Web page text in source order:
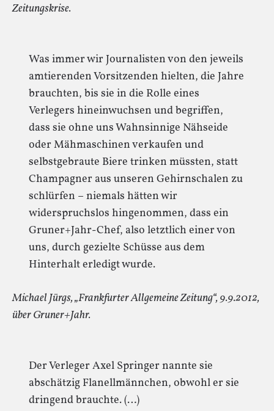
Zeitungskrise.
Was immer wir Journalisten von den jeweils
amtierenden Vorsitzenden hielten, die Jahre
brauchten, bis sie in die Rolle eines
Verlegers hineinwuchsen und begriffen,
dass sie ohne uns Wahnsinnige Nähseide
oder Mähmaschinen verkaufen und
selbstgebraute Biere trinken müssten, statt
Champagner aus unseren Gehirnschalen zu
schlürfen – niemals hätten wir
widerspruchslos hingenommen, dass ein
Gruner+Jahr-Chef, also letztlich einer von
uns, durch gezielte Schüsse aus dem
Hinterhalt erledigt wurde.
Michael Jürgs, „Frankfurter Allgemeine Zeitung“, 9.9.2012,
über Gruner+Jahr.
Der Verleger Axel Springer nannte sie
abschätzig Flanellmännchen, obwohl er sie
dringend brauchte. (…)